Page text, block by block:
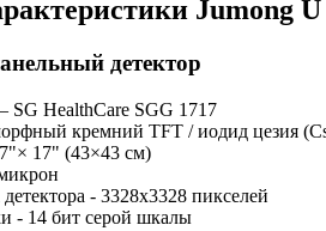
Jumong U
детектор
SG HealthCare SGG 1717
кремний TFT / иодид цезия
17" (43×43 см)
- 3328x3328 пикселей
- 14 бит серой шкалы